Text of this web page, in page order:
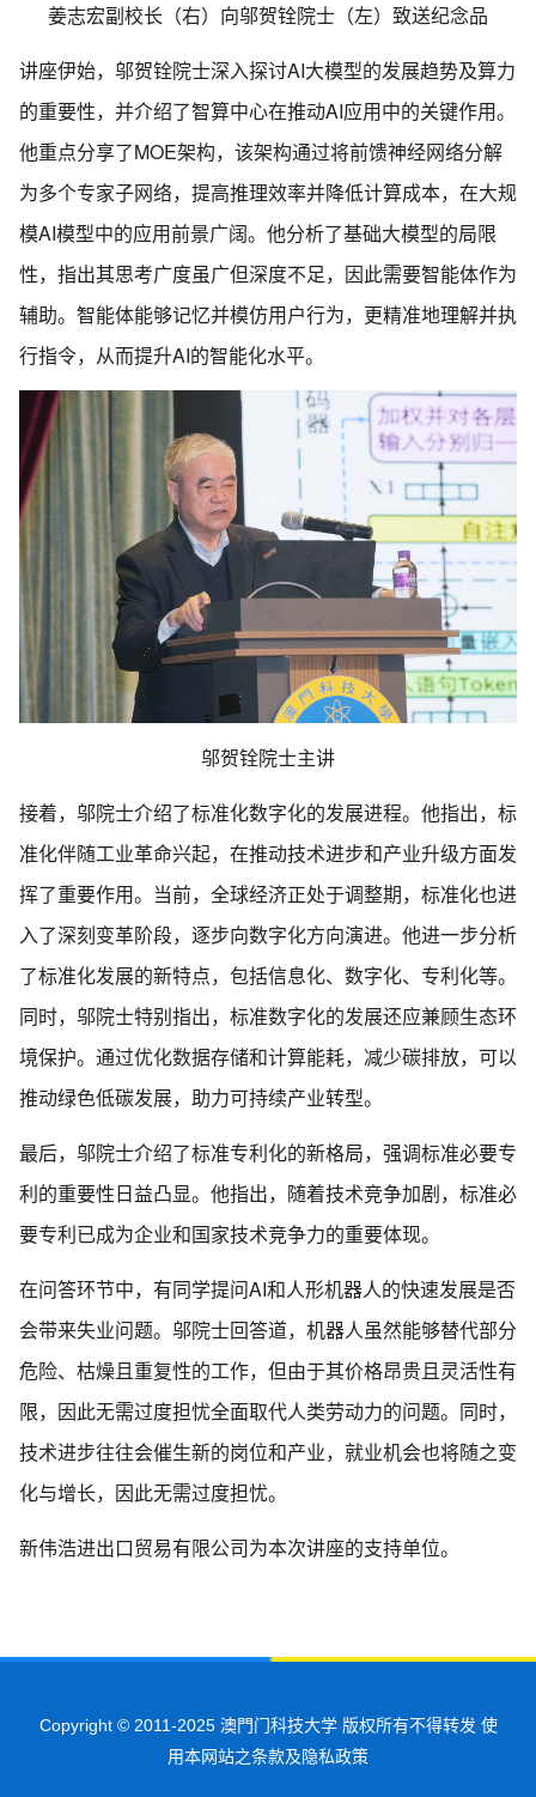
姜志宏副校长（右）向邬贺铨院士（左）致送纪念品
讲座伊始，邬贺铨院士深入探讨AI大模型的发展趋势及算力
的重要性，并介绍了智算中心在推动AI应用中的关键作用。
他重点分享了MOE架构，该架构通过将前馈神经网络分解
为多个专家子网络，提高推理效率并降低计算成本，在大规
模AI模型中的应用前景广阔。他分析了基础大模型的局限
性，指出其思考广度虽广但深度不足，因此需要智能体作为
辅助。智能体能够记忆并模仿用户行为，更精准地理解并执
行指令，从而提升AI的智能化水平。
邬贺铨院士主讲
接着，邬院士介绍了标准化数字化的发展进程。他指出，标
准化伴随工业革命兴起，在推动技术进步和产业升级方面发
挥了重要作用。当前，全球经济正处于调整期，标准化也进
入了深刻变革阶段，逐步向数字化方向演进。他进一步分析
了标准化发展的新特点，包括信息化、数字化、专利化等。
同时，邬院士特别指出，标准数字化的发展还应兼顾生态环
境保护。通过优化数据存储和计算能耗，减少碳排放，可以
推动绿色低碳发展，助力可持续产业转型。
最后，邬院士介绍了标准专利化的新格局，强调标准必要专
利的重要性日益凸显。他指出，随着技术竞争加剧，标准必
要专利已成为企业和国家技术竞争力的重要体现。
在问答环节中，有同学提问AI和人形机器人的快速发展是否
会带来失业问题。邬院士回答道，机器人虽然能够替代部分
危险、枯燥且重复性的工作，但由于其价格昂贵且灵活性有
限，因此无需过度担忧全面取代人类劳动力的问题。同时，
技术进步往往会催生新的岗位和产业，就业机会也将随之变
化与增长，因此无需过度担忧。
新伟浩进出口贸易有限公司为本次讲座的支持单位。
Copyright © 2011-2025 澳門门科技大学 版权所有不得转发 使
用本网站之条款及隐私政策